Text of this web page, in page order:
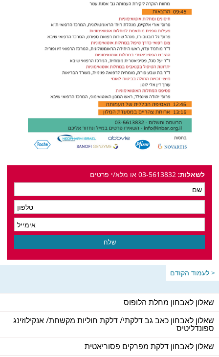
לשאלות: 03-5613832 או מלא/י פרטים
< לעמוד הקודם
שאלון לאבחון מחלת הלופוס
שאלון לאבחון כאב גב דלקתי/ דלקת חוליות מקשחת/ אנקילוזינג
ספונדליטיס
שאלון לאבחון דלקת מפרקים פסוריאטית